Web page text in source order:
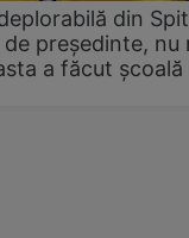
din
președinte, nu
a făcut școală